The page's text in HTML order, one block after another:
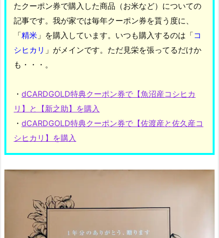
たクーポン券で購入した商品（お米など）についての
記事です。我が家では毎年クーポン券を貰う度に、
「精米 」を購入しています。いつも購入するのは「コ
シヒカリ 」がメインです。ただ見栄を張ってるだけか
も・・・。
・ dCARDGOLD特典クーポン券で【魚沼産コシヒカ
リ】と【新之助】を購入
・ dCARDGOLD特典クーポン券で【佐渡産と佐久産コ
シヒカリ】を購入